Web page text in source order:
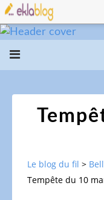
Le blog du fil >
Tempête du 10